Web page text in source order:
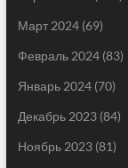
Март 2024(69)
Февраль 2024(83)
Январь 2024(70)
Декабрь 2023(84)
Ноябрь 2023(81)